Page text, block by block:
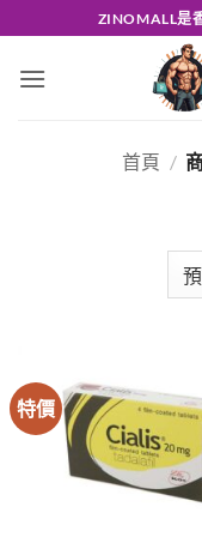
to
content
ZINOMALL是
首頁 /
特價